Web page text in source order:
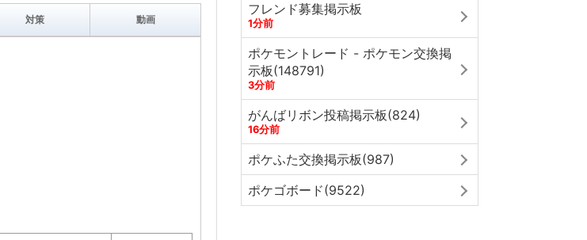
対策 動画
フレンド募集掲示板
1分前
ポケモントレード - ポケモン交換掲
示板(148791)
3分前
がんばリボン投稿掲示板(824)
16分前
ポケふた交換掲示板(987)
ポケゴボード(9522)